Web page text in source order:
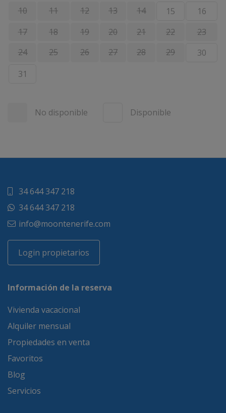
10
11 12 13 14 15
16
17
18 19 20 21 22
23
24
25 26 27 28 29
30
31
No disponible Disponible
34 644 347 218
34 644 347 218
info@moontenerife.com
Login propietarios
Información de la reserva
Vivienda vacacional
Alquiler mensual
Propiedades en venta
Favoritos
Blog
Servicios